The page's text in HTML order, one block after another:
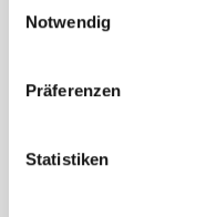
Notwendig
Präferenzen
Statistiken
An dieser Stelle
der die Seite
ausblenden.